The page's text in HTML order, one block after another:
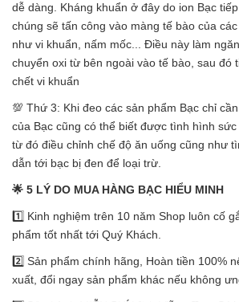
dễ dàng. Kháng khuẩn ở đây do ion Bạc
chúng sẽ tấn công vào màng tế bào của
như vi khuẩn, nấm mốc... Điều này làm
chuyển oxi từ bên ngoài vào tế bào, sau đó
chết vi khuẩn
💯 Thứ 3: Khi đeo các sản phẩm Bạc chỉ
của Bạc cũng có thể biết được tình hình
từ đó điều chỉnh chế độ ăn uống cũng như
dẫn tới bạc bị đen để loại trừ.
🌟 5 LÝ DO MUA HÀNG BẠC HIỂU MINH
1️⃣ Kinh nghiệm trên 10 năm Shop luôn cố
phẩm tốt nhất tới Quý Khách.
2️⃣ Sản phẩm chính hãng, Hoàn tiền 100%
xuất, đổi ngay sản phẩm khác nếu không